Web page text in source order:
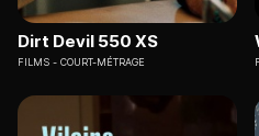
Dirt Devil 550 XS
FILMS COURT-MÉTRAGE